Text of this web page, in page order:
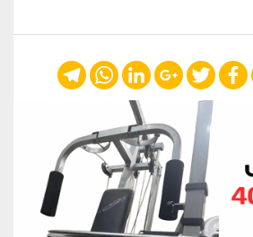
Facebook
Twitter
Google+
LinkedIn
WhatsApp
Telegram